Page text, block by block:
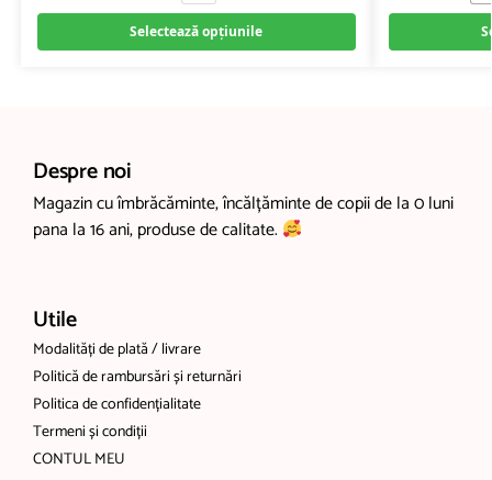
Selectează opțiunile
Despre noi
Magazin cu îmbrăcăminte, încălțăminte de copii de la 0 luni
pana la 16 ani, produse de calitate.
Utile
Modalități de plată / livrare
Politică de rambursări și returnări
Politica de confidențialitate
Termeni și condiții
CONTUL MEU